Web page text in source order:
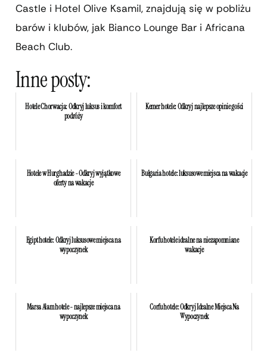
Castle i Hotel Olive Ksamil, znajdują się w pobliżu
barów i klubów, jak Bianco Lounge Bar i Africana
Beach Club.
Inne posty:
Hotele Chorwacja: Odkryj luksus i komfort
podróży
Kemer hotele: Odkryj najlepsze opinie gości
Hotele w Hurghadzie - Odkryj wyjątkowe
oferty na wakacje
Bułgaria hotele: luksusowe miejsca na wakacje
Egipt hotele: Odkryj luksusowe miejsca na
wypoczynek
Korfu hotele idealne na niezapomniane
wakacje
Marsa Alam hotele - najlepsze miejsca na
wypoczynek
Corfu hotele: Odkryj Idealne Miejsca Na
Wypoczynek